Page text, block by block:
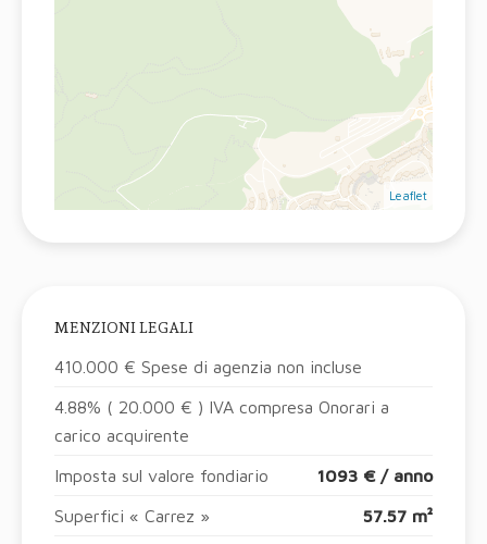
Leaflet
MENZIONI LEGALI
410.000 € Spese di agenzia non incluse
4.88% ( 20.000 € ) IVA compresa Onorari a
carico acquirente
Imposta sul valore fondiario 1093 € / anno
Superfici « Carrez » 57.57 m²